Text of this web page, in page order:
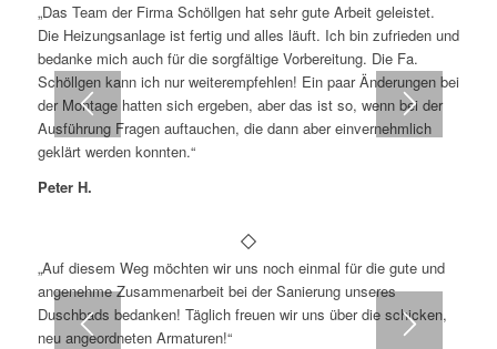
„Das Team der Firma Schöllgen hat sehr gute Arbeit geleistet.
Die Heizungsanlage ist fertig und alles läuft. Ich bin zufrieden und
bedanke mich auch für die sorgfältige Vorbereitung. Die Fa.
Schöllgen kann ich nur weiterempfehlen! Ein paar Änderungen bei
der Montage hatten sich ergeben, aber das ist so, wenn bei der
Ausführung Fragen auftauchen, die dann aber einvernehmlich
geklärt werden konnten.“
Peter H.
„Auf diesem Weg möchten wir uns noch einmal für die gute und
angenehme Zusammenarbeit bei der Sanierung unseres
Duschbads bedanken! Täglich freuen wir uns über die schicken,
neu angeordneten Armaturen!“